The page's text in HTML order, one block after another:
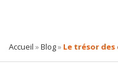
Accueil »Blog» Le trésor des